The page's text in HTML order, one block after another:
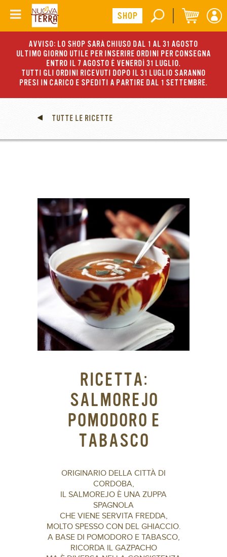
AVVISO: LO SHOP SARÀ CHIUSO DAL 1 AL 31 AGOSTO
ULTIMO GIORNO UTILE PER INSERIRE ORDINI PER CONSEGNA
ENTRO IL 7 AGOSTO È VENERDÌ 31 LUGLIO.
TUTTI GLI ORDINI RICEVUTI DOPO IL 31 LUGLIO SARANNO
PRESI IN CARICO E SPEDITI A PARTIRE DAL 1 SETTEMBRE.
TUTTE LE RICETTE
RICETTA:
SALMOREJO
POMODORO E
TABASCO
ORIGINARIO DELLA CITTÀ DI
CORDOBA,
IL SALMOREJO È UNA ZUPPA
SPAGNOLA
CHE VIENE SERVITA FREDDA,
MOLTO SPESSO CON DEL GHIACCIO.
A BASE DI POMODORO E TABASCO,
RICORDA IL GAZPACHO